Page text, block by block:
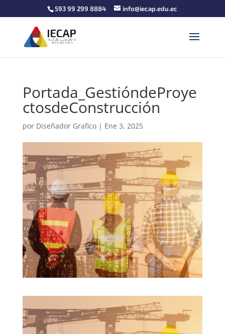
593 99 299 8884 info@iecap.edu.ec
Portada_GestióndeProye
ctosdeConstrucción
por Diseñador Grafico| Ene 3, 2025